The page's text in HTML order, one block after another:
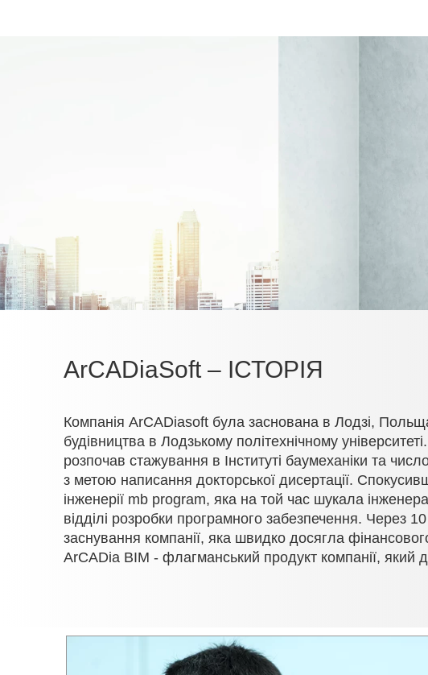
ArCADiaSoft – ІСТОРІЯ
Компанія ArCADiasoft була заснована в Лодзі,
будівництва в Лодзькому політехнічному
розпочав стажування в Інституті баумеханіки та
з метою написання докторської дисертації.
інженерії mb program, яка на той час шукала
відділі розробки програмного забезпечення. Через
заснування компанії, яка швидко досягла
ArCADia BIM - флагманський продукт компанії, який